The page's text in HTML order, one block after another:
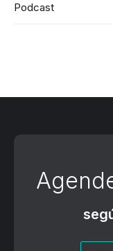
Podcast